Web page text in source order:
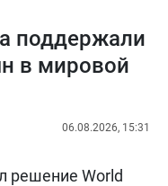
поддержали
в мировой
06.08.2026, 15:31
решение World